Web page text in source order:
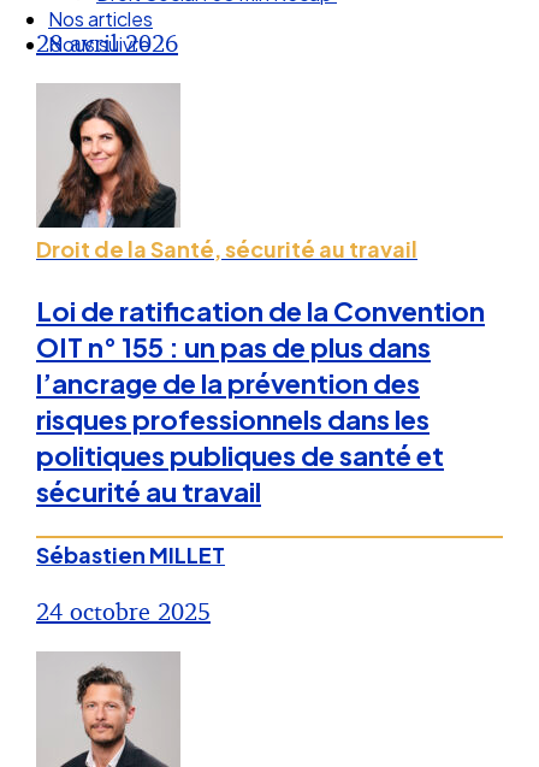
Droit Social : 60 min Recap’
Nos articles
28 avril 2026
Droit de la Santé, sécurité au travail
Loi de ratification de la Convention
OIT n° 155 : un pas de plus dans
l’ancrage de la prévention des
risques professionnels dans les
politiques publiques de santé et
sécurité au travail
Sébastien MILLET
24 octobre 2025